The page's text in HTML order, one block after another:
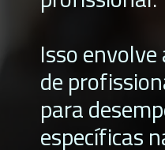
Isso
de
para
específicas